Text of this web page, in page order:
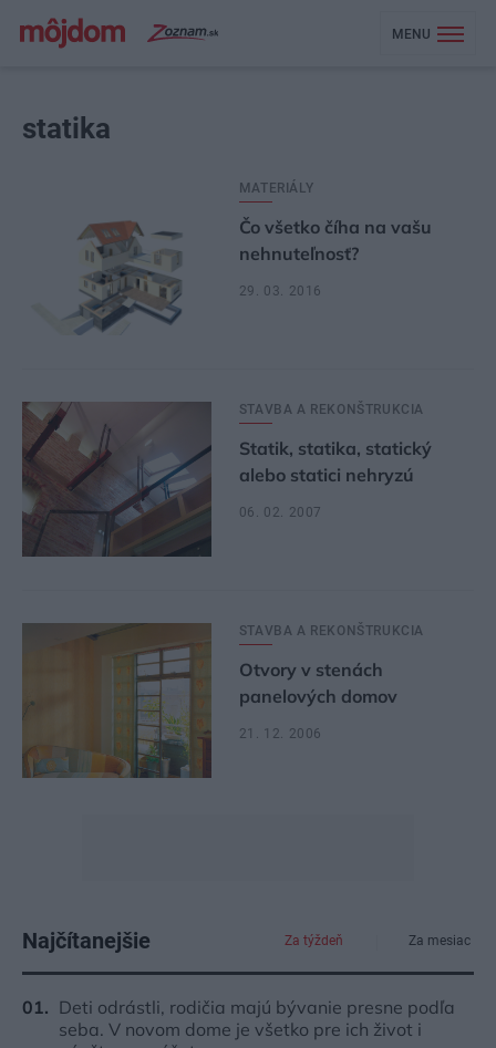
MENU
statika
MATERIÁLY
Čo všetko číha na vašu
nehnuteľnosť?
29. 03. 2016
STAVBA A REKONŠTRUKCIA
Statik, statika, statický
alebo statici nehryzú
06. 02. 2007
STAVBA A REKONŠTRUKCIA
Otvory v stenách
panelových domov
21. 12. 2006
Najčítanejšie Za týždeň Za mesiac
Deti odrástli, rodičia majú bývanie presne podľa
seba. V novom dome je všetko pre ich život i